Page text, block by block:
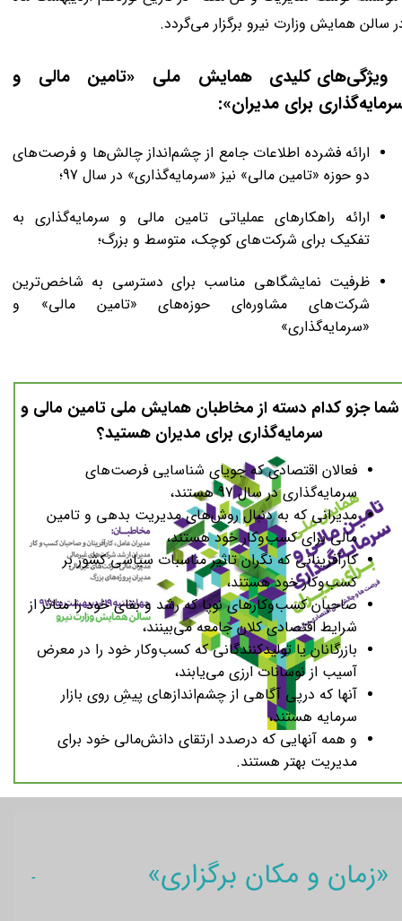
سالن همایش وزارت نیرو برگزار می‌گردد.
ویژگی‌های کلیدی همایش ملی «تامین مالی و
برای مدیران»:
ارائه فشرده اطلاعات جامع از چشم‌انداز چالش‌ها و فرصت‌های
دو حوزه «تامین مالی» نیز «سرمایه‌گذاری» در سال 97؛
ارائه راهکارهای عملیاتی تامین مالی و سرمایه‌گذاری به
تفکیک برای شرکت‌های کوچک، متوسط و بزرگ؛
ظرفیت نمایشگاهی مناسب برای دسترسی به شاخص‌ترین
شرکت‌های مشاوره‌ای حوزه‌های «تامین مالی» و
«سرمایه‌گذاری»
شما جزو کدام دسته از مخاطبان همایش ملی تامین مالی و
سرمایه‌گذاری برای مدیران هستید؟
فعالان اقتصادی که جویای شناسایی فرصت‌های
سرمایه‌گذاری در سال 97 هستند،
مدیرانی که به دنبال روش‌های مدیریت بدهی و تامین
مالی برای کسب‌وکار خود هستند،
کارآفرینانی که نگران تاثیر مناسبات سیاسی کشور بر
کسب‌وکار خود هستند،
صاحبان کسب‌وکارهای نوپا که رشد و بقای خود را متاثر از
شرایط اقتصادی کلان جامعه می‌بینند،
بازرگانان یا تولیدکنندگانی که کسب‌وکار خود را در معرض
آسیب از نوسانات ارزی می‌یابند،
⁣آنها که درپی آگاهی از چشم‌اندازهای پیشِ روی بازار
سرمایه هستند،
و همه ‌آنهایی که درصدد ارتقای دانش‌مالی خود برای
مدیریت بهتر هستند.
«زمان و مکان برگزاری»